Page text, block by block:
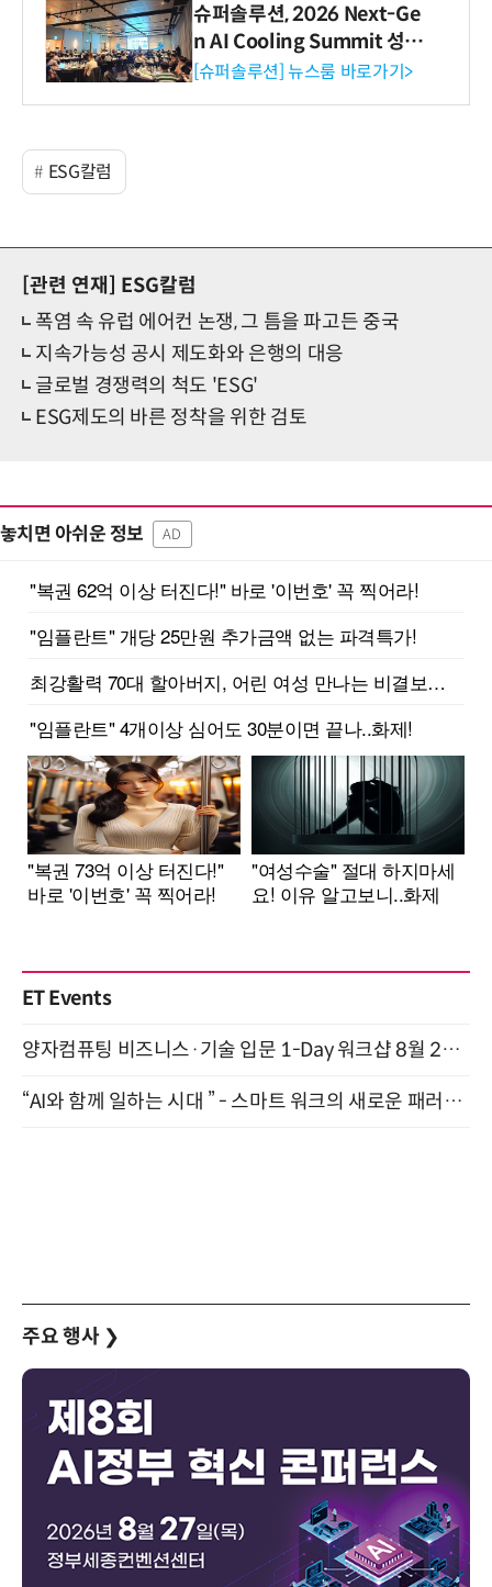
슈퍼솔루션, 2026 Next-Ge
n AI Cooling Summit 성황
리 성료
[슈퍼솔루션] 뉴스룸 바로가기>
ESG칼럼
[관련 연재]
ESG칼럼
폭염 속 유럽 에어컨 논쟁, 그 틈을 파고든 중국
지속가능성 공시 제도화와 은행의 대응
글로벌 경쟁력의 척도 'ESG'
ESG제도의 바른 정착을 위한 검토
놓치면 아쉬운 정보 AD
ET Events
양자컴퓨팅 비즈니스·기술 입문 1-Day 워크샵 8월 28일 개최
“AI와 함께 일하는 시대 ” - 스마트 워크의 새로운 패러다임 (9/11)
주요 행사 ❯